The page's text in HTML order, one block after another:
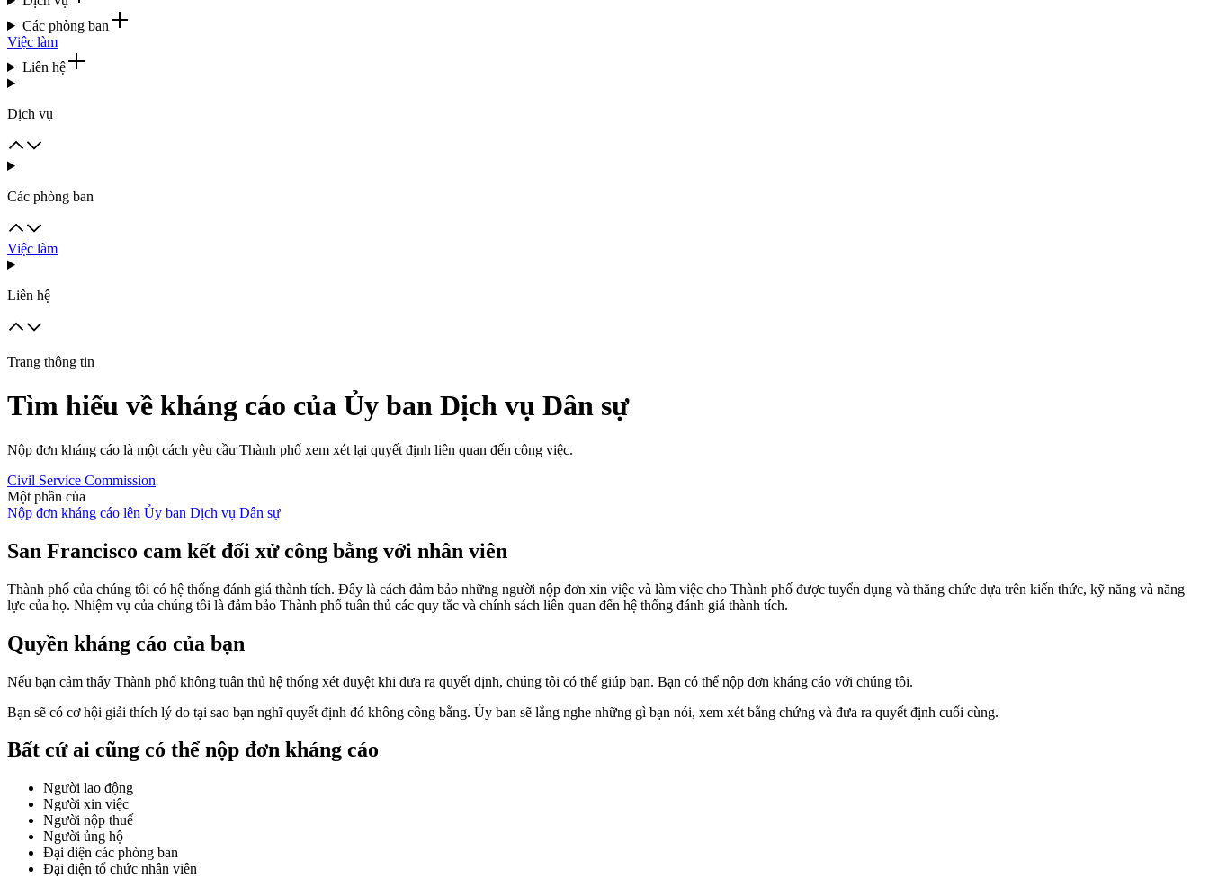
Các phòng ban
Việc làm
Liên hệ
Dịch vụ
Các phòng ban
Việc làm
Liên hệ
Trang thông tin
Tìm hiểu về kháng cáo của Ủy ban Dịch vụ Dân sự
Nộp đơn kháng cáo là một cách yêu cầu Thành phố xem xét lại quyết định liên quan đến công việc.
Civil Service Commission
Một phần của
Nộp đơn kháng cáo lên Ủy ban Dịch vụ Dân sự
San Francisco cam kết đối xử công bằng với nhân viên
Thành phố của chúng tôi có hệ thống đánh giá thành tích. Đây là cách đảm bảo những người nộp đơn xin việc và làm việc cho Thành phố được tuyển dụng và thăng chức dựa trên kiến thức, kỹ năng và năng
lực của họ. Nhiệm vụ của chúng tôi là đảm bảo Thành phố tuân thủ các quy tắc và chính sách liên quan đến hệ thống đánh giá thành tích.
Quyền kháng cáo của bạn
Nếu bạn cảm thấy Thành phố không tuân thủ hệ thống xét duyệt khi đưa ra quyết định, chúng tôi có thể giúp bạn. Bạn có thể nộp đơn kháng cáo với chúng tôi.
Bạn sẽ có cơ hội giải thích lý do tại sao bạn nghĩ quyết định đó không công bằng. Ủy ban sẽ lắng nghe những gì bạn nói, xem xét bằng chứng và đưa ra quyết định cuối cùng.
Bất cứ ai cũng có thể nộp đơn kháng cáo
Người lao động
Người xin việc
Người nộp thuế
Người ủng hộ
Đại diện các phòng ban
Đại diện tổ chức nhân viên